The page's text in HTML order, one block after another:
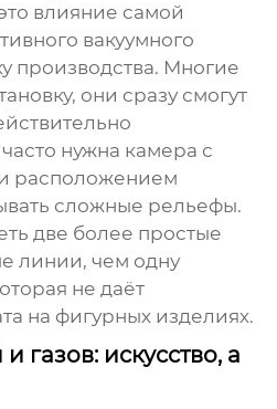
влияние самой
вакуумного
производства. Многие
они сразу смогут
нужна камера с
расположением
сложные рельефы.
две более простые
линии, чем одну
не даёт
на фигурных изделиях.
искусство, а